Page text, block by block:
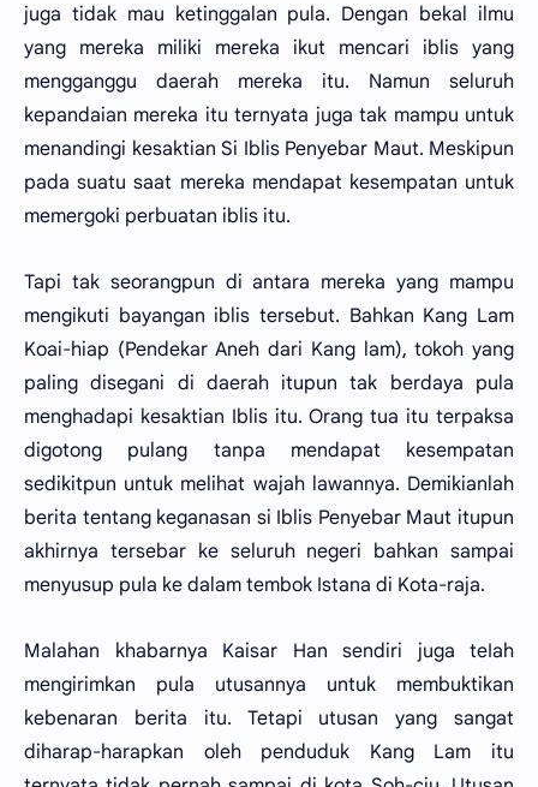
juga tidak mau ketinggalan pula. Dengan bekal ilmu
yang mereka miliki mereka ikut mencari iblis yang
mengganggu daerah mereka itu. Namun seluruh
kepandaian mereka itu ternyata juga tak mampu untuk
menandingi kesaktian Si Iblis Penyebar Maut. Meskipun
pada suatu saat mereka mendapat kesempatan untuk
memergoki perbuatan iblis itu.
Tapi tak seorangpun di antara mereka yang mampu
mengikuti bayangan iblis tersebut. Bahkan Kang Lam
Koai-hiap (Pendekar Aneh dari Kang lam), tokoh yang
paling disegani di daerah itupun tak berdaya pula
menghadapi kesaktian Iblis itu. Orang tua itu terpaksa
digotong pulang tanpa mendapat kesempatan
sedikitpun untuk melihat wajah lawannya. Demikianlah
berita tentang keganasan si Iblis Penyebar Maut itupun
akhirnya tersebar ke seluruh negeri bahkan sampai
menyusup pula ke dalam tembok Istana di Kota-raja.
Malahan khabarnya Kaisar Han sendiri juga teIah
mengirimkan pula utusannya untuk membuktikan
kebenaran berita itu. Tetapi utusan yang sangat
diharap-harapkan oleh penduduk Kang Lam itu